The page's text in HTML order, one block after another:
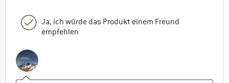
Ja, ich würde das Produkt einem Freund
empfehlen